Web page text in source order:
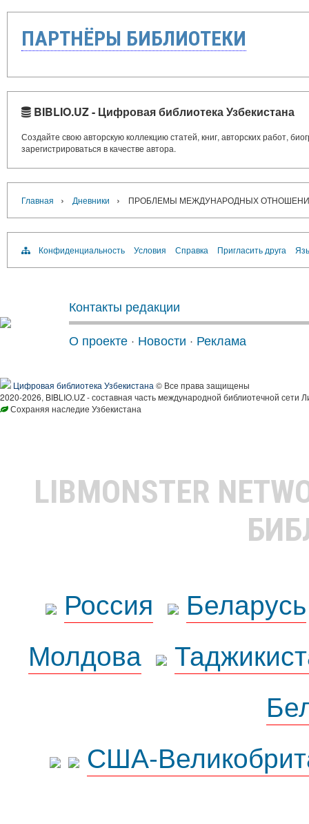
ПАРТНЁРЫ БИБЛИОТЕКИ
BIBLIO.UZ - Цифровая библиотека Узбекистана
Создайте свою авторскую коллекцию статей, книг, авторских работ,
зарегистрироваться в качестве автора.
Главная › Дневники › ПРОБЛЕМЫ МЕЖДУНАРОДНЫХ
Конфиденциальность Условия Справка Пригласить друга
Контакты редакции
О проекте · Новости · Реклама
Цифровая библиотека Узбекистана © Все права защищены
2020-2026, BIBLIO.UZ - составная часть международной библиотечной сети
Сохраняя наследие Узбекистана
LIBMONSTER
Россия
Беларусь
Молдова
США-